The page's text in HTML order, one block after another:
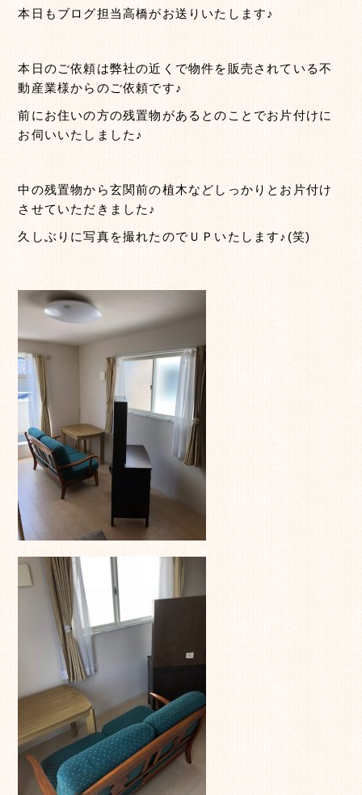
本日もブログ担当高橋がお送りいたします♪
本日のご依頼は弊社の近くで物件を販売されている不
動産業様からのご依頼です♪
前にお住いの方の残置物があるとのことでお片付けに
お伺いいたしました♪
中の残置物から玄関前の植木などしっかりとお片付け
させていただきました♪
久しぶりに写真を撮れたのでＵＰいたします♪(笑)